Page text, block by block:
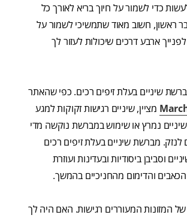
כדי לשמור על חיוך בריא לאורך כל
ראשון, חשוב מאוד שתמשיכי לשמור על
ארבע דרכים שיכולות לעזור לך
שיניים בעלת זיפים רכים. כפי שהאתר
מציין, שיניים רגישות זקוקות למגע
נמרץ או שימוש במברשת נוקשה מדי
לנזק. מברשת שיניים בעלת זיפים רכים
וסביבן ביסודיות ובעדינות ועוזרת
והדימום מהחניכיים בהמשך.
המזונות המעוררים רגישות. האם היה לך